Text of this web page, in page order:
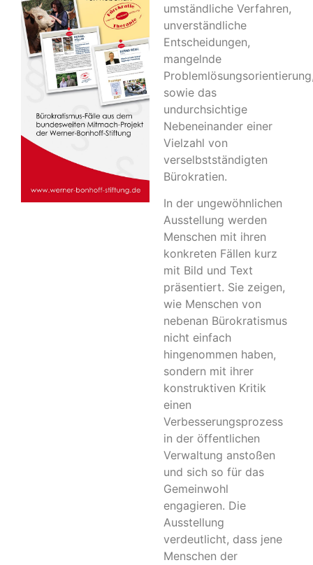
umständliche Verfahren,
unverständliche
Entscheidungen,
mangelnde
sowie das
undurchsichtige
Nebeneinander einer
Vielzahl von
verselbstständigten
Bürokratien.
In der ungewöhnlichen
Ausstellung werden
Menschen mit ihren
konkreten Fällen kurz
mit Bild und Text
präsentiert. Sie zeigen,
wie Menschen von
nebenan Bürokratismus
nicht einfach
hingenommen haben,
sondern mit ihrer
konstruktiven Kritik
einen
Verbesserungsprozess
in der öffentlichen
Verwaltung anstoßen
und sich so für das
Gemeinwohl
engagieren. Die
Ausstellung
verdeutlicht, dass jene
Menschen der